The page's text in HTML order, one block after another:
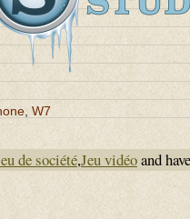
W7
de société,Jeu vidéoand